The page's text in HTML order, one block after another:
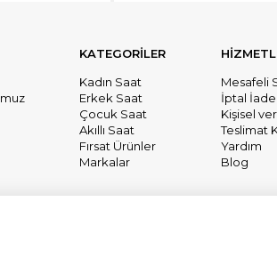
KATEGORİLER
Kadın Saat
Erkek Saat
Çocuk Saat
Akıllı Saat
Fırsat Ürünler
Markalar
Mesafeli
İptal İade
Kişisel
Teslimat
Yardım
Blog